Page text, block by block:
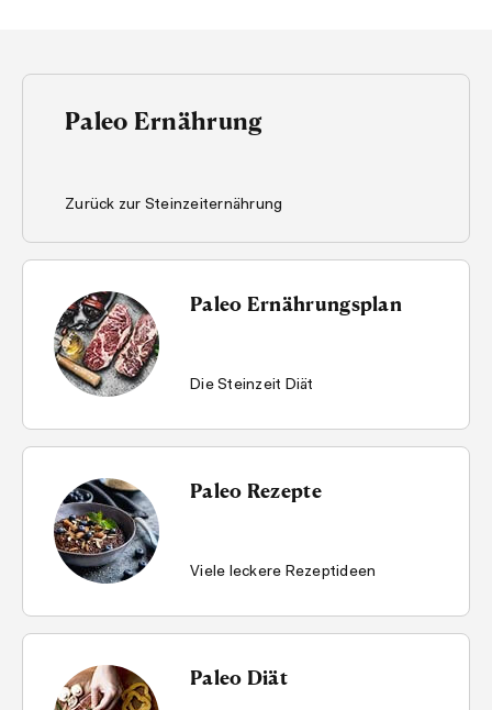
Paleo Ernährung
Zurück zur Steinzeiternährung
Paleo Ernährungsplan
Die Steinzeit Diät
Paleo Rezepte
Viele leckere Rezeptideen
Paleo Diät